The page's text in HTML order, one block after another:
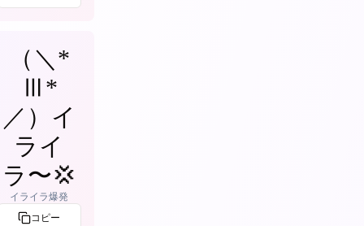
（＼*
Ⅲ*
／）イ
ライ
ラ〜‪💢
イライラ爆発
コピー